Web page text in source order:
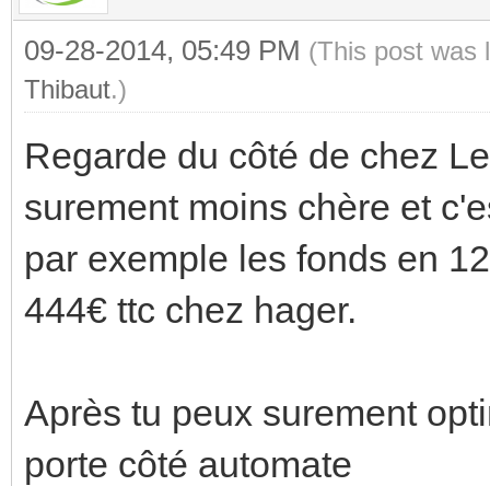
09-28-2014, 05:49 PM (This post was
Thibaut.)
Regarde du côté de chez
surement moins chère et
par exemple les fonds en
444€ ttc chez hager.
Après tu peux surement
porte côté automate